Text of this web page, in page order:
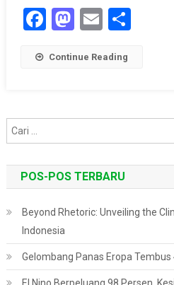
Facebook
Mastodon
EmailShare
Continue Reading
POS-POS TERBARU
Beyond Rhetoric: Unveiling the
Indonesia
Gelombang Panas Eropa Tembus
El Nino Berpeluang 98 Persen,